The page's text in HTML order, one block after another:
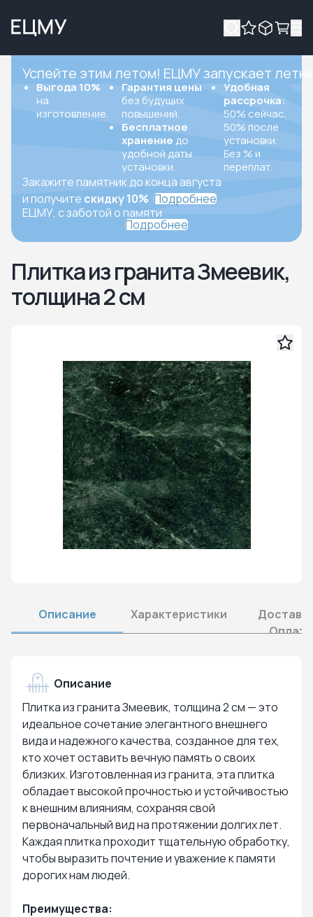
Успейте этим летом! ЕЦМУ запускает
Выгода 10%
на
изготовление.
Гарантия цены
без будущих
повышений.
Бесплатное
хранение до
удобной даты
установки.
Удобная
рассрочка:
50% сейчас,
50% после
установки.
Без % и
переплат.
Закажите памятник до конца августа
и получите скидку 10% Подробнее
ЕЦМУ, с заботой о памяти
Подробнее
Плитка из гранита Змеевик,
толщина 2 см
Описание Характеристики
Оплата
Описание
Плитка из гранита Змеевик, толщина 2 см — это
идеальное сочетание элегантного внешнего
вида и надежного качества, созданное для тех,
кто хочет оставить вечную память о своих
близких. Изготовленная из гранита, эта плитка
обладает высокой прочностью и устойчивостью
к внешним влияниям, сохраняя свой
первоначальный вид на протяжении долгих лет.
Каждая плитка проходит тщательную обработку,
чтобы выразить почтение и уважение к памяти
дорогих нам людей.
Преимущества: